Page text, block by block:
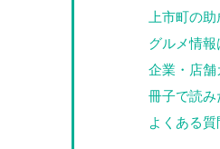
上市町の
グルメ情報
企業・店舗
冊子で読み
よくある質